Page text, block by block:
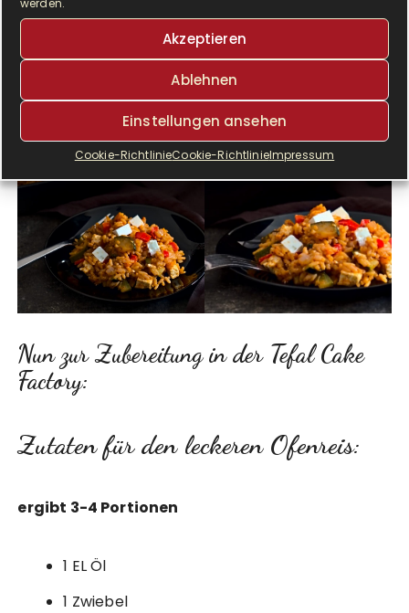
werden.
Akzeptieren
Ablehnen
Einstellungen ansehen
Cookie-RichtlinieCookie-RichtlinieImpressum
Nun zur Zubereitung in der Tefal Cake
Factory:
Zutaten für den leckeren Ofenreis:
ergibt 3-4 Portionen
1 EL Öl
1 Zwiebel